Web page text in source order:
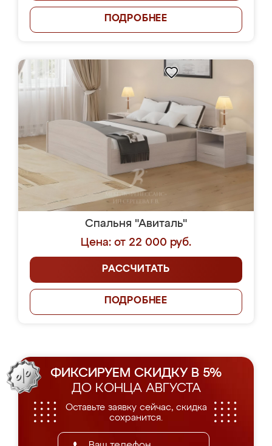
ПОДРОБНЕЕ
Спальня "Авиталь"
Цена: от 22 000 руб.
РАССЧИТАТЬ
ПОДРОБНЕЕ
ФИКСИРУЕМ СКИДКУ В 5%
ДО КОНЦА АВГУСТА
Оставьте заявку сейчас, скидка
сохранится.